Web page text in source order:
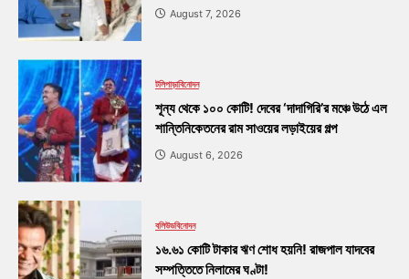
August 7, 2026
টলিপাড়াবিনোদন
শূন্য থেকে ১০০ কোটি! দেবের ‘দাদাগিরি’র মঞ্চে উঠে এল
শান্তিনিকেতনের রাম সাওয়ের লড়াইয়ের গল্প
August 6, 2026
বলিউডবিনোদন
১৬.৬১ কোটি টাকার ঋণ শোধ হয়নি! রাজপাল যাদবের
সম্পত্তিতে নিলামের ঘণ্টা!